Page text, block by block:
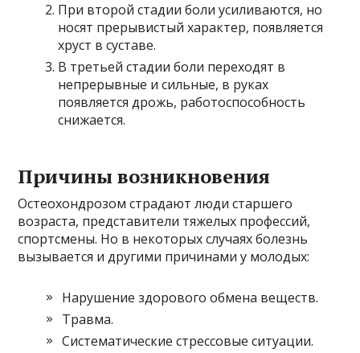
При второй стадии боли усиливаются, но
носят прерывистый характер, появляется
хруст в суставе.
В третьей стадии боли переходят в
непрерывные и сильные, в руках
появляется дрожь, работоспособность
снижается.
Причины возникновения
Остеохондрозом страдают люди старшего
возраста, представители тяжелых профессий,
спортсмены. Но в некоторых случаях болезнь
вызывается и другими причинами у молодых:
Нарушение здорового обмена веществ.
Травма.
Систематические стрессовые ситуации.